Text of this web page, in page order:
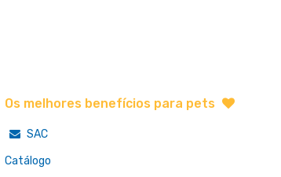
Os melhores benefícios para pets
SAC
Catálogo